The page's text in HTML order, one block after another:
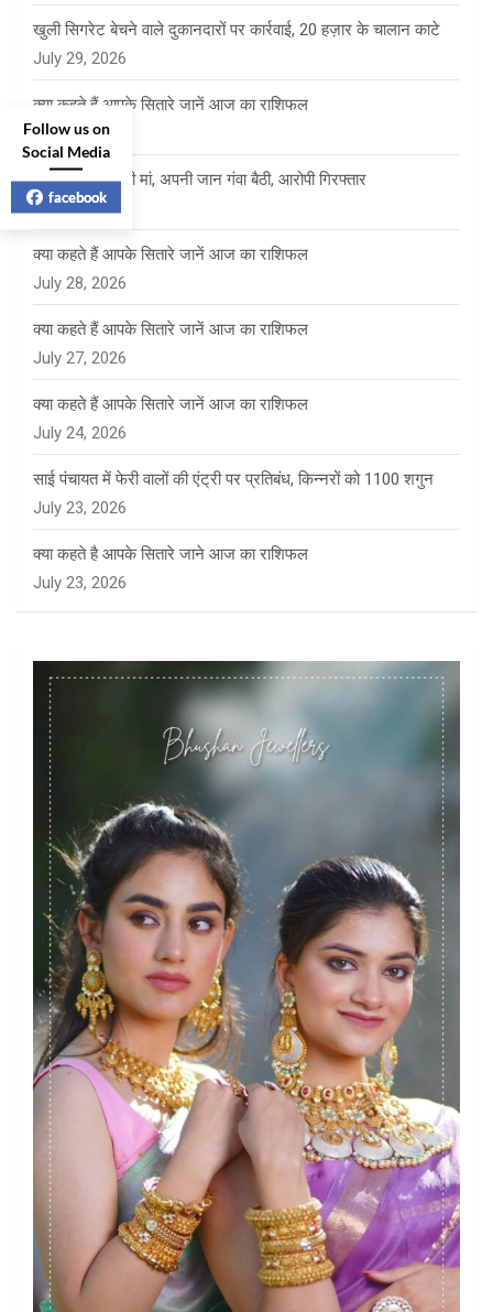
खुली सिगरेट बेचने वाले दुकानदारों पर कार्रवाई, 20 हज़ार के चालान काटे
July 29, 2026
क्या कहते हैं आपके सितारे जानें आज का राशिफल
July 29, 2026
बेटे को बचाने दौड़ी मां, अपनी जान गंवा बैठी, आरोपी गिरफ्तार
July 28, 2026
क्या कहते हैं आपके सितारे जानें आज का राशिफल
July 28, 2026
क्या कहते हैं आपके सितारे जानें आज का राशिफल
July 27, 2026
क्या कहते हैं आपके सितारे जानें आज का राशिफल
July 24, 2026
साई पंचायत में फेरी वालों की एंट्री पर प्रतिबंध, किन्नरों को 1100 शगुन
July 23, 2026
क्या कहते है आपके सितारे जाने आज का राशिफल
July 23, 2026
Follow us on
Social Media
facebook